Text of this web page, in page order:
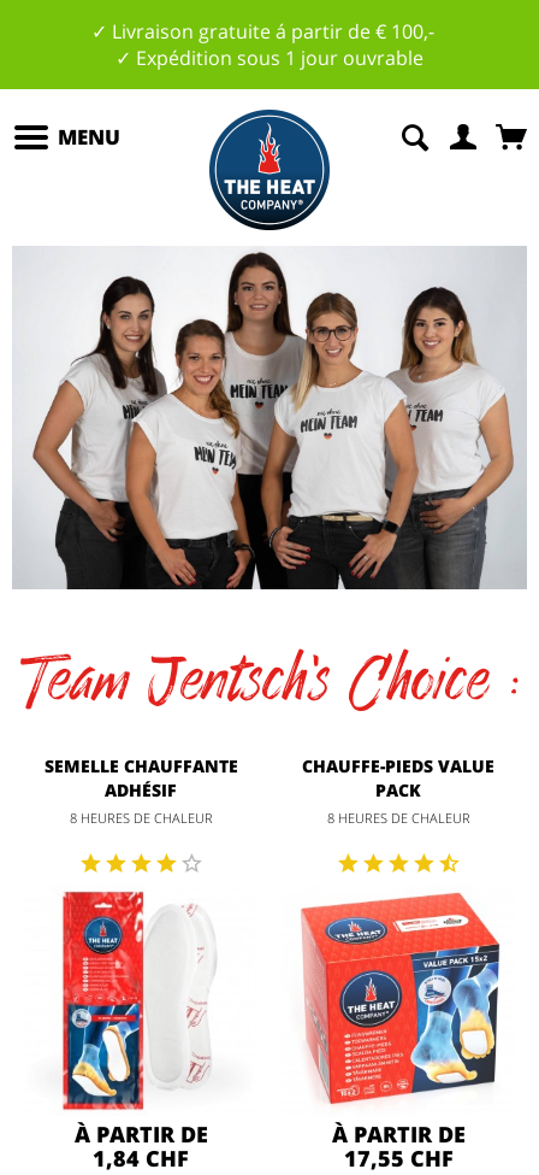
✓ Livraison gratuite á partir de € 100,-
✓ Expédition sous 1 jour ouvrable
MENU
Team Jentsch's Choice :
SEMELLE CHAUFFANTE
ADHÉSIF
8 HEURES DE CHALEUR
À PARTIR DE
1,84 CHF
CHAUFFE-PIEDS VALUE
PACK
8 HEURES DE CHALEUR
À PARTIR DE
17,55 CHF